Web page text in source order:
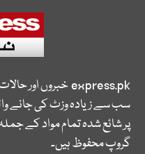
express.pkخبروں اور
سب سے زیادہ وزٹ کی جانے
پر شائع شدہ تمام مواد کے
گروپ محفوظ ہیں۔